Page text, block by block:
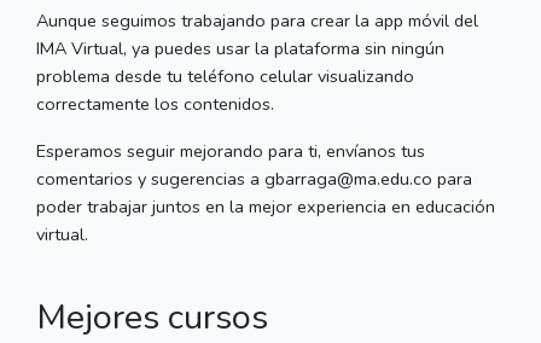
Aunque seguimos trabajando para crear la app móvil del
IMA Virtual, ya puedes usar la plataforma sin ningún
problema desde tu teléfono celular visualizando
correctamente los contenidos.
Esperamos seguir mejorando para ti, envíanos tus
comentarios y sugerencias a gbarraga@ma.edu.co para
poder trabajar juntos en la mejor experiencia en educación
virtual.
Mejores cursos